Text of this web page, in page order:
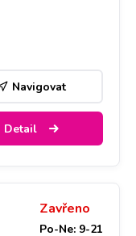
Navigovat
Detail
Zavřeno
Po-Ne: 9-21